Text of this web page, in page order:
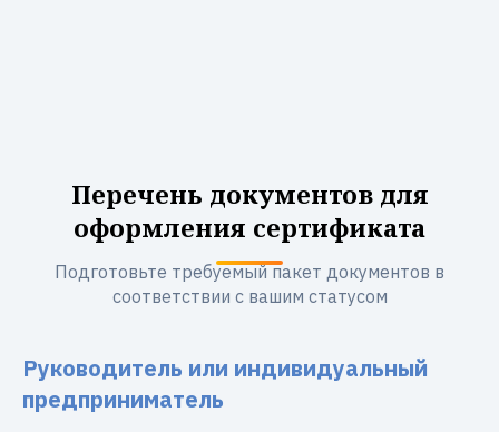
Перечень документов для
оформления сертификата
Подготовьте требуемый пакет документов в
соответствии с вашим статусом
Руководитель или индивидуальный
предприниматель